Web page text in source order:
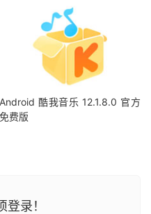
Android 酷我音乐 12.1.8.0 官方
免费版
录！